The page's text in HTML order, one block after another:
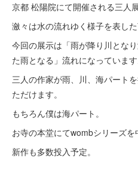
京都 松陽院にて開催される三人
瀲々は水の流れゆく様子を表した
今回の展示は「雨が降り川とな
た雨となる」流れになっています
三人の作家が雨、川、海パート
ただけます。
もちろん僕は海パート。
お寺の本堂にてwombシリーズを
新作も多数投入予定。